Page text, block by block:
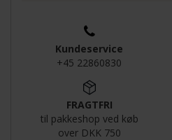
Kundeservice
+45 22860830
FRAGTFRI
til pakkeshop ved køb
over DKK 750